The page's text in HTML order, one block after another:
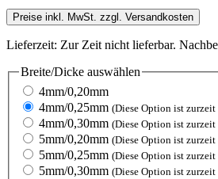
Preise inkl. MwSt. zzgl. Versandkosten
Lieferzeit: Zur Zeit nicht lieferbar.
Breite/Dicke auswählen
4mm/0,20mm
4mm/0,25mm (Diese Option ist
4mm/0,30mm (Diese Option ist
5mm/0,20mm (Diese Option ist
5mm/0,25mm (Diese Option ist
5mm/0,30mm (Diese Option ist